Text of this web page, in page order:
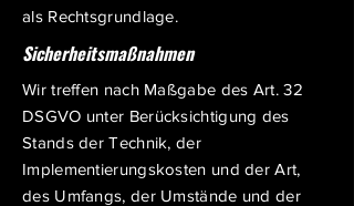
als Rechtsgrundlage.
Sicherheitsmaßnahmen
Wir treffen nach Maßgabe des Art. 32
DSGVO unter Berücksichtigung des
Stands der Technik, der
Implementierungskosten und der Art,
des Umfangs, der Umstände und der